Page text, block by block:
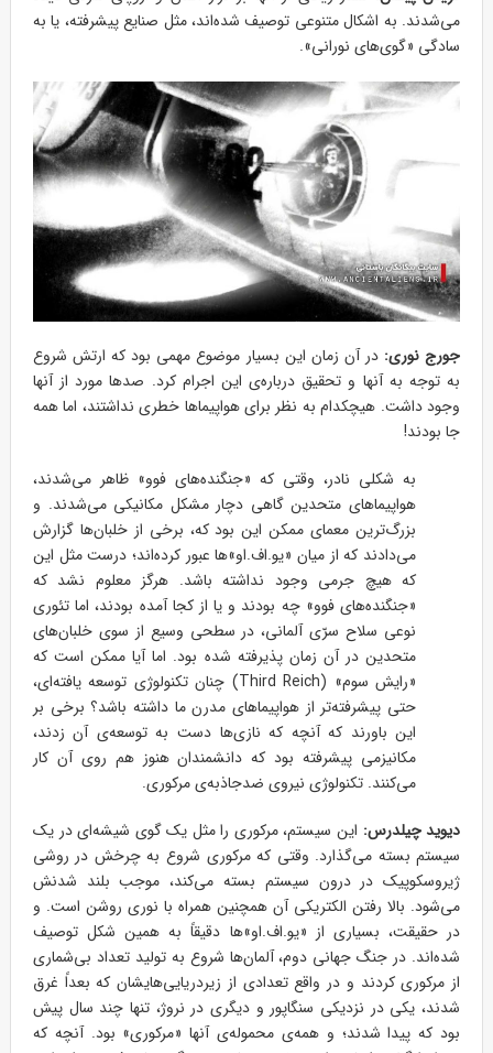
می‌شدند. به اشکال متنوعی توصیف شده‌اند، مثل صنایع پیشرفته، یا به
سادگی «گوی‌های نورانی».
جورج نوری: در آن زمان این بسیار موضوع مهمی بود که ارتش شروع
به توجه به آنها و تحقیق درباره‌ی این اجرام کرد. صدها مورد از آنها
وجود داشت. هیچکدام به نظر برای هواپیماها خطری نداشتند، اما همه
جا بودند!
به شکلی نادر، وقتی که «جنگنده‌های فوو» ظاهر می‌شدند،
هواپیماهای متحدین گاهی دچار مشکل مکانیکی می‌شدند. و
بزرگ‌ترین معمای ممکن این بود که، برخی از خلبان‌ها گزارش
می‌دادند که از میان «یو.اف.او»ها عبور کرده‌اند؛ درست مثل این
که هیچ جرمی وجود نداشته باشد. هرگز معلوم نشد که
«جنگنده‌های فوو» چه بودند و یا از کجا آمده بودند، اما تئوری
نوعی سلاح سرّی آلمانی، در سطحی وسیع از سوی خلبان‌های
متحدین در آن زمان پذیرفته شده بود. اما آیا ممکن است که
«رایش سوم» (Third Reich) چنان تکنولوژی توسعه یافته‌ای،
حتی پیشرفته‌تر از هواپیماهای مدرن ما داشته باشد؟ برخی بر
این باورند که آنچه که نازی‌ها دست به توسعه‌ی آن زدند،
مکانیزمی پیشرفته بود که دانشمندان هنوز هم روی آن کار
می‌کنند. تکنولوژی نیروی ضدجاذبه‌ی مرکوری.
دیوید چیلدرس: این سیستم، مرکوری را مثل یک گوی شیشه‌ای در یک
سیستم بسته می‌گذارد. وقتی که مرکوری شروع به چرخش در روشی
ژیروسکوپیک در درون سیستم بسته می‌کند، موجب بلند شدنش
می‌شود. بالا رفتن الکتریکی آن همچنین همراه با نوری روشن است. و
در حقیقت، بسیاری از «یو.اف.او»ها دقیقاً به همین شکل توصیف
شده‌اند. در جنگ جهانی دوم، آلمان‌ها شروع به تولید تعداد بی‌شماری
از مرکوری کردند و در واقع تعدادی از زیردریایی‌هایشان که بعداً غرق
شدند، یکی در نزدیکی سنگاپور و دیگری در نروژ، تنها چند سال پیش
بود که پیدا شدند؛ و همه‌ی محموله‌ی آنها «مرکوری» بود. آنچه که